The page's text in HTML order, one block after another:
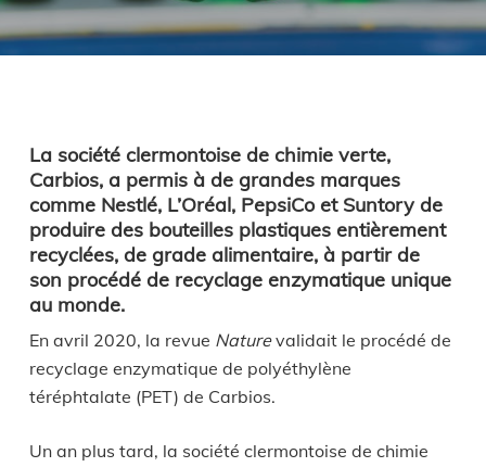
La société clermontoise de chimie verte,
Carbios, a permis à de grandes marques
comme Nestlé, L’Oréal, PepsiCo et Suntory de
produire des bouteilles plastiques entièrement
recyclées, de grade alimentaire, à partir de
son procédé de recyclage enzymatique unique
au monde.
En avril 2020, la revue Naturevalidait le procédé de
recyclage enzymatique de polyéthylène
téréphtalate (PET) de Carbios.
Un an plus tard, la société clermontoise de chimie